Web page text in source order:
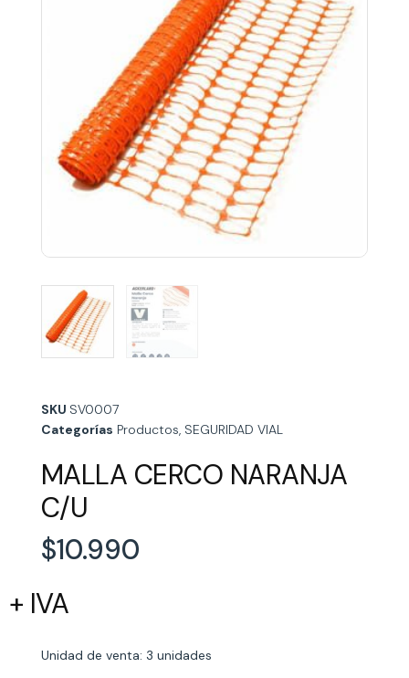
SKU SV0007
Categorías Productos SEGURIDAD VIAL
MALLA CERCO NARANJA
C/U
$10.990
+ IVA
Unidad de venta: 3 unidades